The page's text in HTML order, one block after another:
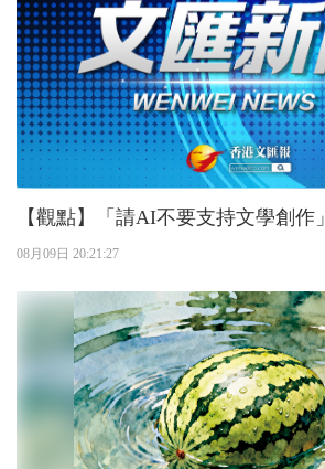
【觀點】「請AI不要支持文學創作」
08月09日 20:21:27